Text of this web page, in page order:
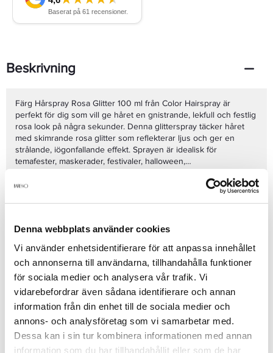
Denna webbplats använder cookies
Vi använder enhetsidentifierare för att anpassa innehållet
och annonserna till användarna, tillhandahålla funktioner
för sociala medier och analysera vår trafik. Vi
vidarebefordrar även sådana identifierare och annan
information från din enhet till de sociala medier och
annons- och analysföretag som vi samarbetar med.
Dessa kan i sin tur kombinera informationen med annan
information som du har tillhandahållit eller som de har
Beskrivning
Färg Hårspray Rosa Glitter 100 ml från Color Hairspray är
perfekt för dig som vill ge håret en gnistrande, lekfull och festlig
rosa look på några sekunder. Denna glitterspray täcker håret
med skimrande rosa glitter som reflekterar ljus och ger en
strålande, iögonfallande effekt. Sprayen är idealisk för
temafester, maskerader, festivaler, halloween,
glänsa.
Formulan är enkel att applicera, torkar snabbt och tvättas lätt ur
med vanligt schampo. Den fungerar på alla hårtyper och ger en
jämn fördelning av glitter utan att håret känns stelt eller tungt.
och glamourös look som håller hela dagen eller kvällen.
Produktdetaljer
Recensioner